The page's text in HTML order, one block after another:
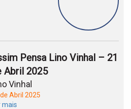
Pensa Lino Vinhal – 21
Abril 2025
Vinhal
Abril 2025
mais